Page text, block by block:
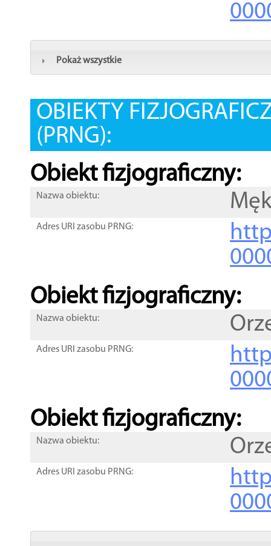
Pokaż wszystkie
OBIEKTY
(PRNG):
Obiekt fizjograficzny:
Nazwa obiektu:
Adres URI zasobu PRNG:
Obiekt fizjograficzny:
Nazwa obiektu:
Adres URI zasobu PRNG:
Obiekt fizjograficzny:
Nazwa obiektu:
Adres URI zasobu PRNG: